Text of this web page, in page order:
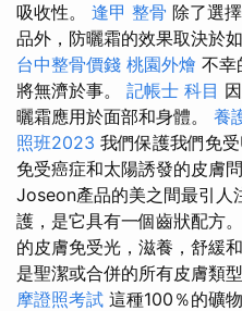
吸收性。 逢甲 整骨 除了選
品外，防曬霜的效果取決於
台中整骨價錢 桃園外燴 不幸
將無濟於事。 記帳士 科目
曬霜應用於面部和身體。 養
照班2023 我們保護我們免
免受癌症和太陽誘發的皮膚
Joseon產品的美之間最引人
護，是它具有一個齒狀配方。
的皮膚免受光，滋養，舒緩
是聖潔或合併的所有皮膚類
摩證照考試 這種100％的礦